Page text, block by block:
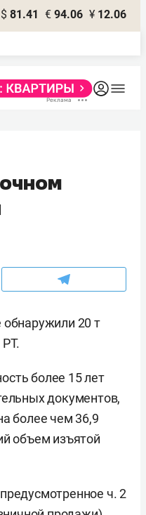
$ 81.41 € 94.06 ¥ 12.06
обнаружили 20 т
более 15 лет
документов,
более чем 36,9
объем изъятой
ч. 2